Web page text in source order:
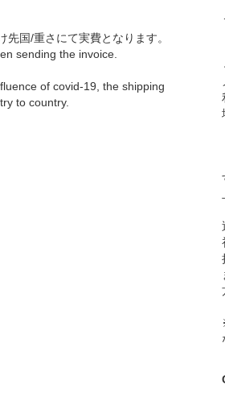
先国/重さにて実費となります。
sending the invoice.
of covid-19, the shipping
to country.